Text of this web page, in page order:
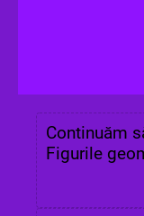
Continuăm
Figurile